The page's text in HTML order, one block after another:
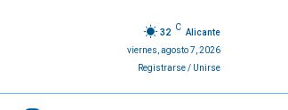
32
C
Alicante
viernes, agosto 7, 2026
Registrarse / Unirse